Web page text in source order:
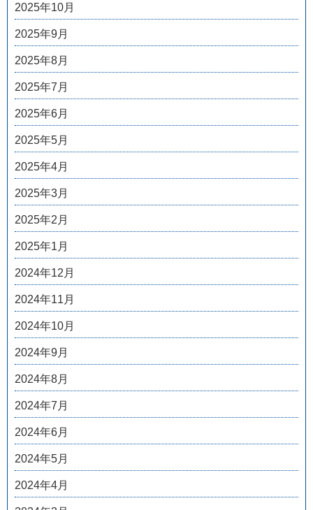
2025年10月
2025年9月
2025年8月
2025年7月
2025年6月
2025年5月
2025年4月
2025年3月
2025年2月
2025年1月
2024年12月
2024年11月
2024年10月
2024年9月
2024年8月
2024年7月
2024年6月
2024年5月
2024年4月